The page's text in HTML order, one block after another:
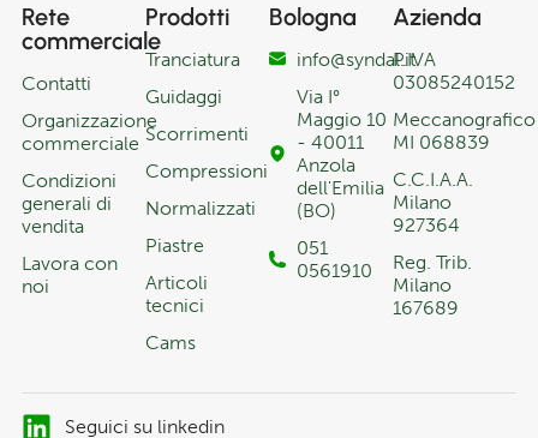
Rete
commerciale
Contatti
Organizzazione
commerciale
Condizioni
generali di
vendita
Lavora con
noi
Prodotti
Tranciatura
Guidaggi
Scorrimenti
Compressioni
Normalizzati
Piastre
Articoli
tecnici
Cams
Bologna
info@syndal.it
Via I°
Maggio 10
- 40011
Anzola
dell'Emilia
(BO)
051
0561910
Azienda
P.IVA
03085240152
Meccanografico
MI 068839
C.C.I.A.A.
Milano
927364
Reg. Trib.
Milano
167689
Seguici su linkedin